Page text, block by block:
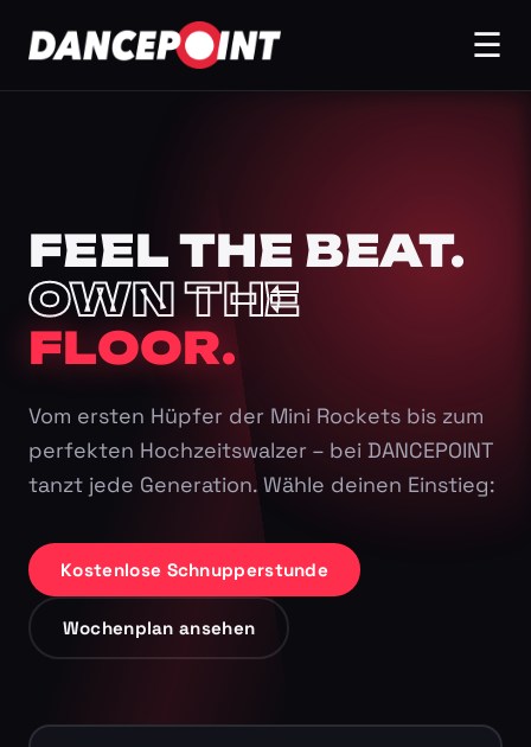
☰
FEEL THE BEAT.
OWN THE
FLOOR.
Vom ersten Hüpfer der Mini Rockets bis zum
perfekten Hochzeitswalzer – bei DANCEPOINT
tanzt jede Generation. Wähle deinen Einstieg:
Kostenlose Schnupperstunde
Wochenplan ansehen